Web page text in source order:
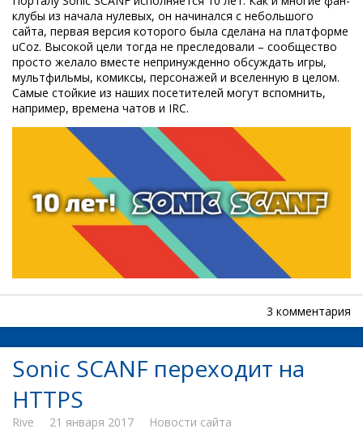
клубы из начала нулевых, он начинался с небольшого
сайта, первая версия которого была сделана на платформе
uCoz. Высокой цели тогда не преследовали – сообщество
просто желало вместе непринужденно обсуждать игры,
мультфильмы, комиксы, персонажей и вселенную в целом.
Самые стойкие из наших посетителей могут вспомнить,
например, времена чатов и IRC.
3 комментария
Sonic SCANF переходит на
HTTPS
Rive 21 января 2017
Новости сайта